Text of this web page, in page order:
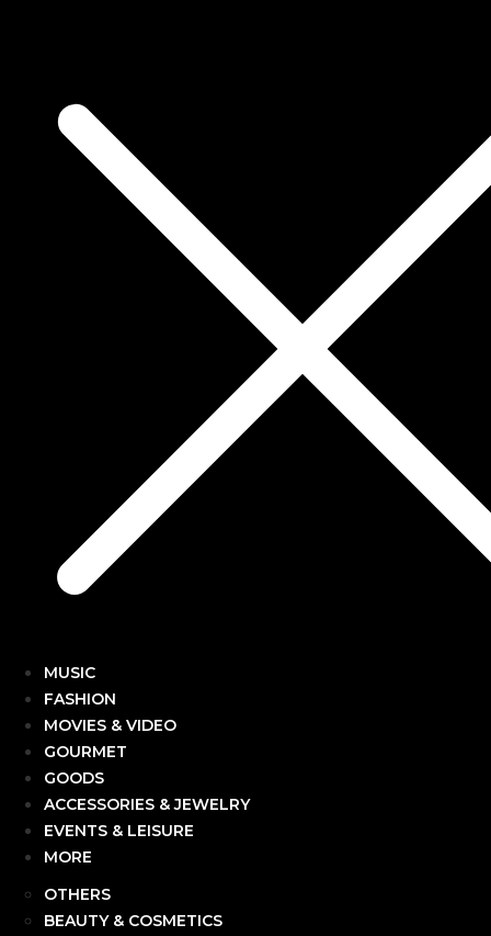
MUSIC
FASHION
MOVIES & VIDEO
GOURMET
GOODS
ACCESSORIES & JEWELRY
EVENTS & LEISURE
MORE
OTHERS
BEAUTY & COSMETICS